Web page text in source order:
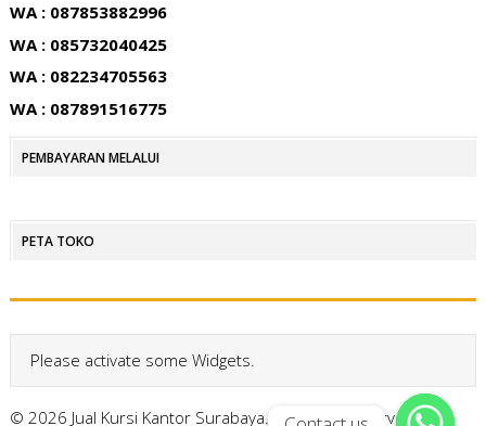
WA : 087853882996
WA : 085732040425
WA : 082234705563
WA : 087891516775
PEMBAYARAN MELALUI
PETA TOKO
Please activate some Widgets.
© 2026 Jual Kursi Kantor Surabaya. All Rights Reserved.